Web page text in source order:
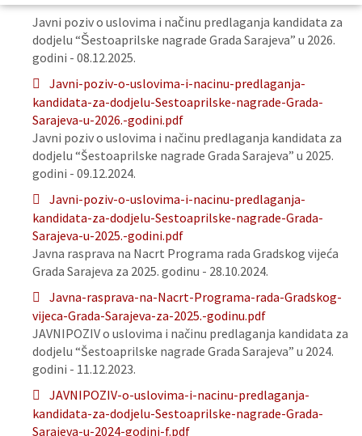
Javni poziv o uslovima i načinu predlaganja kandidata za
dodjelu “Šestoaprilske nagrade Grada Sarajeva” u 2026.
godini - 08.12.2025.
Javni-poziv-o-uslovima-i-nacinu-predlaganja-
kandidata-za-dodjelu-Sestoaprilske-nagrade-Grada-
Sarajeva-u-2026.-godini.pdf
Javni poziv o uslovima i načinu predlaganja kandidata za
dodjelu “Šestoaprilske nagrade Grada Sarajeva” u 2025.
godini - 09.12.2024.
Javni-poziv-o-uslovima-i-nacinu-predlaganja-
kandidata-za-dodjelu-Sestoaprilske-nagrade-Grada-
Sarajeva-u-2025.-godini.pdf
Javna rasprava na Nacrt Programa rada Gradskog vijeća
Grada Sarajeva za 2025. godinu - 28.10.2024.
Javna-rasprava-na-Nacrt-Programa-rada-Gradskog-
vijeca-Grada-Sarajeva-za-2025.-godinu.pdf
JAVNIPOZIV o uslovima i načinu predlaganja kandidata za
dodjelu “Šestoaprilske nagrade Grada Sarajeva” u 2024.
godini - 11.12.2023.
JAVNIPOZIV-o-uslovima-i-nacinu-predlaganja-
kandidata-za-dodjelu-Sestoaprilske-nagrade-Grada-
Sarajeva-u-2024-godini-f.pdf